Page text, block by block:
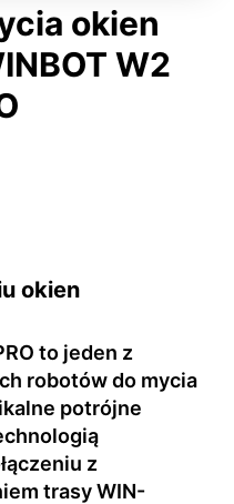
okien
W2
okien
to jeden z
robotów do mycia
potrójne
z
trasy WIN-